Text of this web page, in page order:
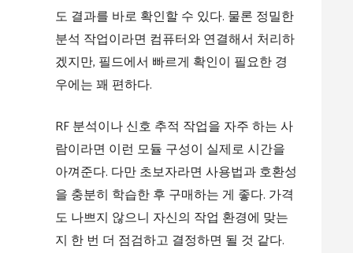
도 결과를 바로 확인할 수 있다. 물론 정밀한
분석 작업이라면 컴퓨터와 연결해서 처리하
겠지만, 필드에서 빠르게 확인이 필요한 경
우에는 꽤 편하다.
RF 분석이나 신호 추적 작업을 자주 하는 사
람이라면 이런 모듈 구성이 실제로 시간을
아껴준다. 다만 초보자라면 사용법과 호환성
을 충분히 학습한 후 구매하는 게 좋다. 가격
도 나쁘지 않으니 자신의 작업 환경에 맞는
지 한 번 더 점검하고 결정하면 될 것 같다.